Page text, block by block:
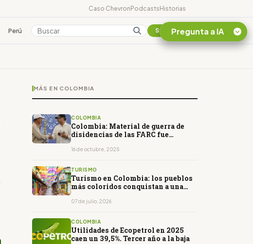
Caso ChevronPodcastsHistorias
Perú Colombia Suscribirse
MÁS EN COLOMBIA
COLOMBIA
Colombia: Material de guerra de
disidencias de las FARC fue
16 de octubre, 2025
TURISMO
Turismo en Colombia: los pueblos
más coloridos conquistan a una
07 de julio, 2026
COLOMBIA
Utilidades de Ecopetrol en 2025
caen un 39,5%. Tercer año a la baja
Pregunta a IA